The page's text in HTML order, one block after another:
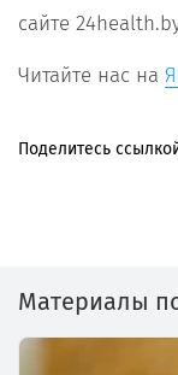
сайте
Читайте нас на
Поделитесь
Материалы